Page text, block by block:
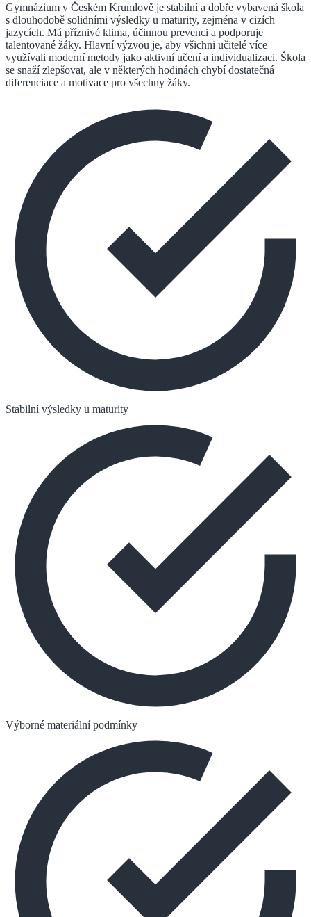
Gymnázium v Českém Krumlově je stabilní a dobře vybavená škola
s dlouhodobě solidními výsledky u maturity, zejména v cizích
jazycích. Má příznivé klima, účinnou prevenci a podporuje
talentované žáky. Hlavní výzvou je, aby všichni učitelé více
využívali moderní metody jako aktivní učení a individualizaci. Škola
se snaží zlepšovat, ale v některých hodinách chybí dostatečná
diferenciace a motivace pro všechny žáky.
Stabilní výsledky u maturity
Výborné materiální podmínky